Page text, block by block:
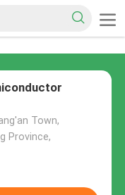
Town,
Province,